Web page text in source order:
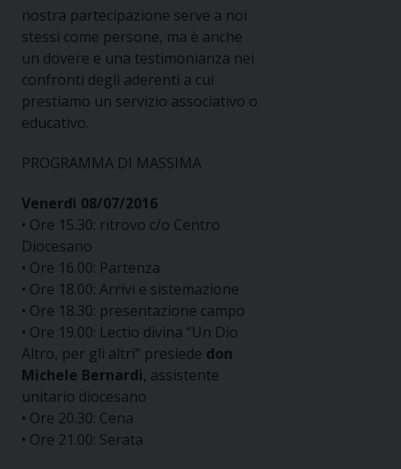
nostra partecipazione serve a noi
stessi come persone, ma è anche
un dovere e una testimonianza nei
confronti degli aderenti a cui
prestiamo un servizio associativo o
educativo.
PROGRAMMA DI MASSIMA
Venerdì 08/07/2016
• Ore 15.30: ritrovo c/o Centro
Diocesano
• Ore 16.00: Partenza
• Ore 18.00: Arrivi e sistemazione
• Ore 18.30: presentazione campo
• Ore 19.00: Lectio divina “Un Dio
Altro, per gli altri” presiede don
Michele Bernardi, assistente
unitario diocesano
• Ore 20.30: Cena
• Ore 21.00: Serata